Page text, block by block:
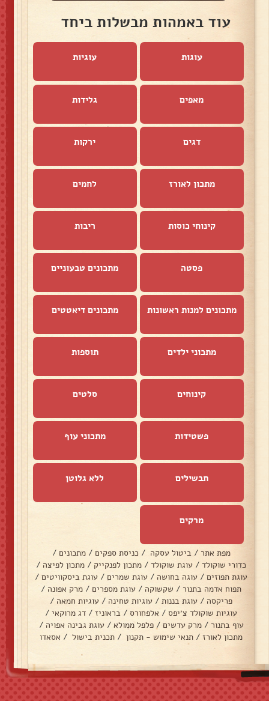
עוד באמהות מבשלות ביחד
עוגות עוגיות
מאפים גלידות
דגים ירקות
מתכון לאורז לחמים
קינוחי כוסות ריבות
פסטה מתכונים טבעוניים
מתכונים למנות ראשונות מתכונים דיאטטים
מתכוני ילדים תוספות
קינוחים סלטים
פשטידות מתכוני עוף
תבשילים ללא גלוטן
מרקים
מפת אתר / ביטול עסקה / כניסת ספקים / מתכונים /
כדורי שוקולד / עוגת שוקולד / מתכון לפנקייק / מתכון לפיצה /
עוגת תפוזים / עוגה בחושה / עוגת שמרים / עוגת ביסקוויטים /
תפוח אדמה בתנור / שקשוקה / עוגת מספרים / מרק אפונה /
פריקסה / עוגת בננות / עוגיות טחינה / עוגיות חמאה /
עוגיות שוקולד צ׳יפס / אלפחורס / בראוניז / דג מרוקאי /
עוף בתנור / מרק עדשים / פלפל ממולא / עוגת גבינה אפויה /
מתכון לאורז / תנאי שימוש - תקנון / תכנית בישול / אסאדו